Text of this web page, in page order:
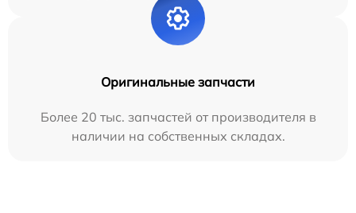
Оригинальные запчасти
Более 20 тыс. запчастей от производителя в
наличии на собственных складах.